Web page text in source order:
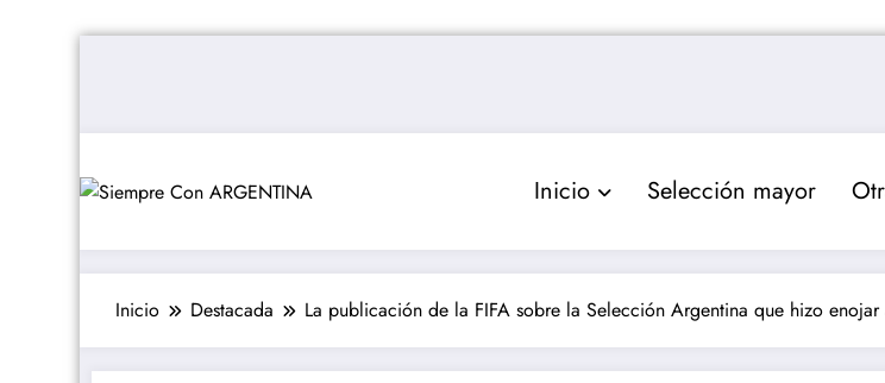
Inicio Selección mayor
Inicio Destacada La publicación de la FIFA sobre la Selección Argentina que hizo enojar